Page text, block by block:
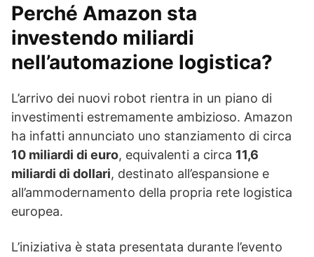
Perché Amazon sta
investendo miliardi
nell’automazione logistica?
L’arrivo dei nuovi robot rientra in un piano di
investimenti estremamente ambizioso. Amazon
ha infatti annunciato uno stanziamento di circa
10 miliardi di euro, equivalenti a circa 11,6
miliardi di dollari, destinato all’espansione e
all’ammodernamento della propria rete logistica
europea.
L’iniziativa è stata presentata durante l’evento